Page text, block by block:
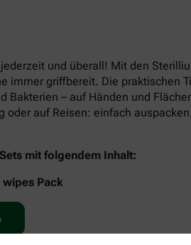
und überall! Mit den
immer griffbereit. Die praktischen
Bakterien – auf Händen und
oder auf Reisen: einfach
mit folgendem Inhalt:
wipes Pack